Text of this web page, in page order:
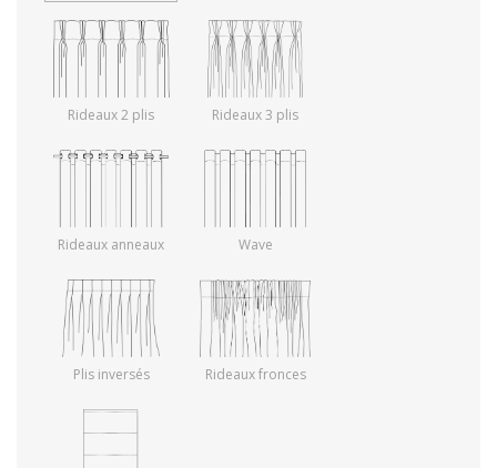
Rideaux 2 plis Rideaux 3 plis
Rideaux anneaux Wave
Plis inversés Rideaux fronces